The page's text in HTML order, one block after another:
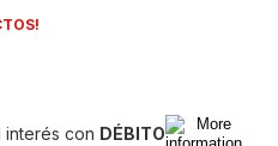
interés con DÉBITO